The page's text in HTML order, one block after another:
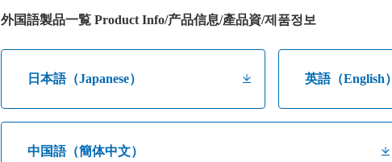
外国語製品一覧 Product Info/产品信息/產品資/제품정보
日本語（Japanese） 英語（English）
中国語（簡体中文）